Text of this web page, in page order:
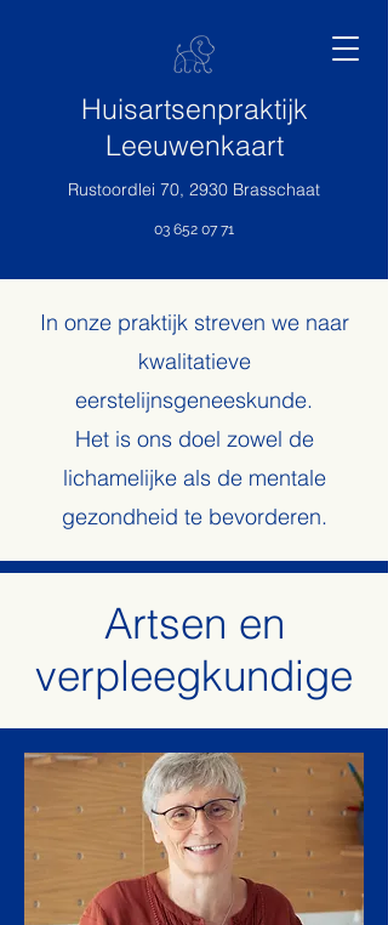
Huisartsenpraktijk
Leeuwenkaart
Rustoordlei 70, 2930 Brasschaat
03 652 07 71
In onze praktijk streven we naar
kwalitatieve
eerstelijnsgeneeskunde.
Het is ons doel zowel de
lichamelijke als de mentale
gezondheid te bevorderen.
Artsen en
verpleegkundige